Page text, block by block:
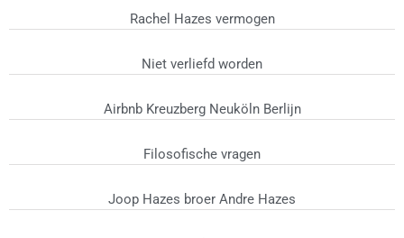
Rachel Hazes vermogen
Niet verliefd worden
Airbnb Kreuzberg Neuköln Berlijn
Filosofische vragen
Joop Hazes broer Andre Hazes